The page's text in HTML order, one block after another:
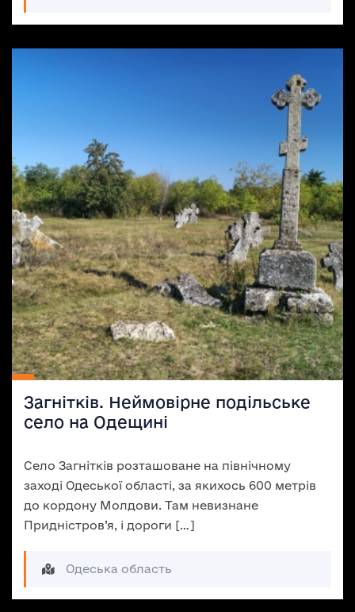
Загнітків. Неймовірне подільське
село на Одещині
Село Загнітків розташоване на північному
заході Одеської області, за якихось 600 метрів
до кордону Молдови. Там невизнане
Придністров’я, і дороги […]
Одеська область